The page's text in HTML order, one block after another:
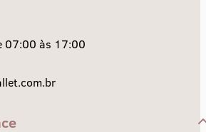
07:00 às 17:00